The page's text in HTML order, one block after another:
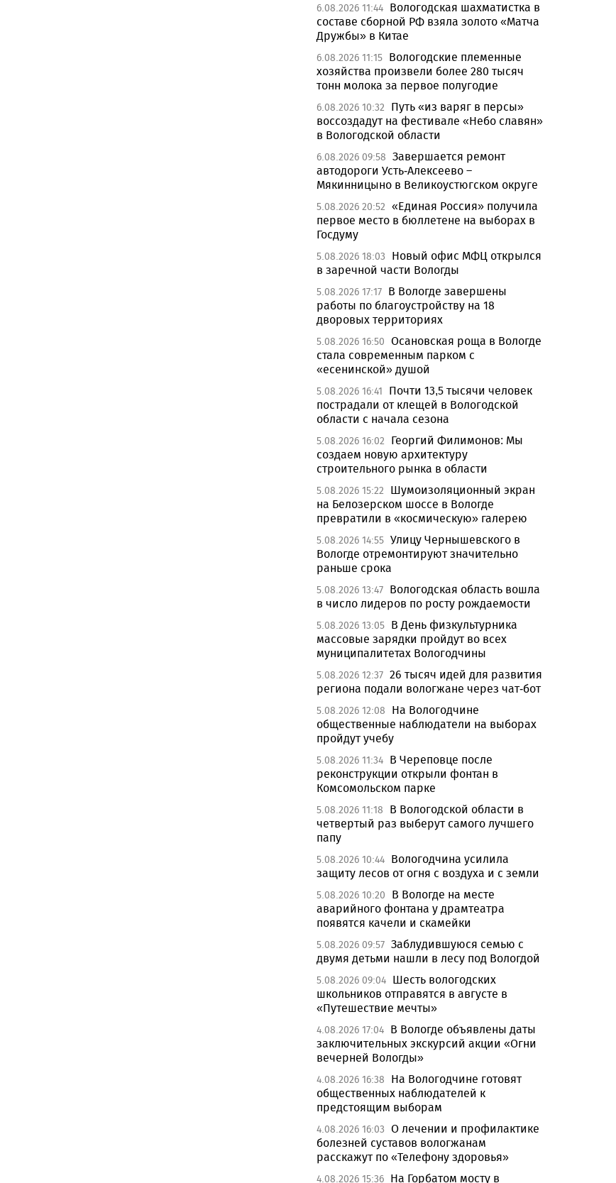
6.08.2026 11:44 Вологодская шахматистка в
составе сборной РФ взяла золото «Матча
Дружбы» в Китае
6.08.2026 11:15 Вологодские племенные
хозяйства произвели более 280 тысяч
тонн молока за первое полугодие
6.08.2026 10:32
Путь «из варяг в персы»
воссоздадут на фестивале «Небо славян»
в Вологодской области
6.08.2026 09:58 Завершается ремонт
автодороги Усть-Алексеево –
Мякинницыно в Великоустюгском округе
5.08.2026 20:52 «Единая Россия» получила
первое место в бюллетене на выборах в
Госдуму
5.08.2026 18:03
Новый офис МФЦ открылся
в заречной части Вологды
5.08.2026 17:17 В Вологде завершены
работы по благоустройству на 18
дворовых территориях
5.08.2026 16:50 Осановская роща в Вологде
стала современным парком с
«есенинской» душой
5.08.2026 16:41
Почти 13,5 тысячи человек
пострадали от клещей в Вологодской
области с начала сезона
5.08.2026 16:02
Георгий Филимонов: Мы
создаем новую архитектуру
строительного рынка в области
5.08.2026 15:22
Шумоизоляционный экран
на Белозерском шоссе в Вологде
превратили в «космическую» галерею
5.08.2026 14:55 Улицу Чернышевского в
Вологде отремонтируют значительно
раньше срока
5.08.2026 13:47 Вологодская область вошла
в число лидеров по росту рождаемости
5.08.2026 13:05 В День физкультурника
массовые зарядки пройдут во всех
муниципалитетах Вологодчины
5.08.2026 12:37 26 тысяч идей для развития
региона подали вологжане через чат-бот
5.08.2026 12:08
На Вологодчине
общественные наблюдатели на выборах
пройдут учебу
5.08.2026 11:34 В Череповце после
реконструкции открыли фонтан в
Комсомольском парке
5.08.2026 11:18
В Вологодской области в
четвертый раз выберут самого лучшего
папу
5.08.2026 10:44 Вологодчина усилила
защиту лесов от огня с воздуха и с земли
5.08.2026 10:20
В Вологде на месте
аварийного фонтана у драмтеатра
появятся качели и скамейки
5.08.2026 09:57 Заблудившуюся семью с
двумя детьми нашли в лесу под Вологдой
5.08.2026 09:04 Шесть вологодских
школьников отправятся в августе в
«Путешествие мечты»
4.08.2026 17:04 В Вологде объявлены даты
заключительных экскурсий акции «Огни
вечерней Вологды»
4.08.2026 16:38
На Вологодчине готовят
общественных наблюдателей к
предстоящим выборам
4.08.2026 16:03 О лечении и профилактике
болезней суставов вологжанам
расскажут по «Телефону здоровья»
4.08.2026 15:36 На Горбатом мосту в